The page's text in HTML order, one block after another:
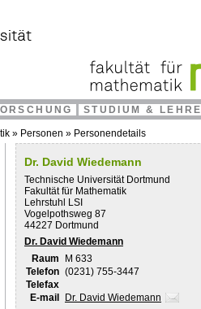
STUDIUM & LEHRE
» Personen » Personendetails
Dr. David Wiedemann
Technische Universität Dortmund
Fakultät für Mathematik
Lehrstuhl LSI
Vogelpothsweg 87
44227 Dortmund
Dr. David Wiedemann
Raum
M 633
Telefon (0231) 755-3447
Telefax
E-mail
Dr. David Wiedemann